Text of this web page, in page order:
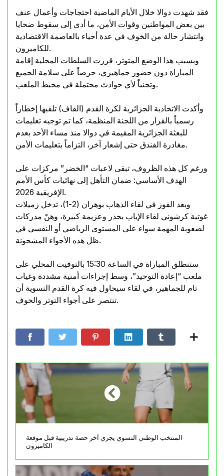
فقد شهدت دوالا خلال الأيام الماضية احتجاجات وأعمال عنف
بين بعض المواطنين وقوات الأمن، ما أدى إلى سقوط ضحايا
وانتشار حالة من الخوف في عدة أحياء بالعاصمة الاقتصادية
للكاميرون.
وبسبب هذا الوضع المتوتر، قررت السلطات المحلية إقامة
المباراة دون حضور جماهيري، حرصاً على سلامة الجميع
وتجنباً لأي حوادث محتملة في محيط الملعب.
وأكدت الاتحادية الجزائرية لكرة القدم (الفاف) تلقيها إخطاراً
رسمياً بالقرار من اللجنة المنظمة، كما تم توجيه تعليمات
للبعثة الجزائرية المقيمة في دوالا منذ مساء الأحد بعدم
مغادرة الفندق حتى إشعار آخر، التزاماً بتعليمات الأمن.
ورغم كل هذه الظروف، تبقى لاعبات “الخضر” مركزات على
الهدف الأساسي: ضمان التأهل إلى نهائيات كأس الأمم
الإفريقية 2026.
وبعد الفوز في لقاء الذهاب بوهران (2-1)، تدخل زميلات
غوتية كرشوني لقاء الإياب بحذر وعزيمة كبيرة، وهنّ مدركات
لصعوبة المهمة سواء على المستوى الرياضي أو النفسي في
ظل هذه الأجواء المشحونة.
ستنطلق المباراة في الساعة 15:30 بالتوقيت المحلي على
ملعب “إعادة التوحيد”، وسط إجراءات أمنية مشددة وغياب
تام للجماهير، في لقاء سيحاول فيه كرة القدم النسوية أن
تنتصر على أجواء التوتر والخوف.
المنتخب الوطني النسوي يجري آخر حصة تدريبية قبل موقعة
الكاميرون